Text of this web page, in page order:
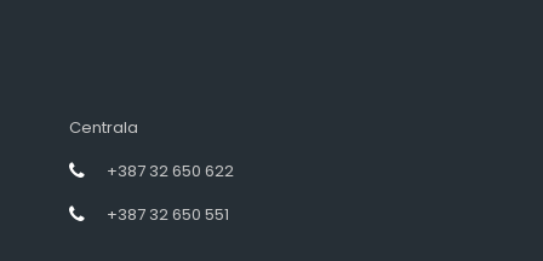
Centrala
+387 32 650 622
+387 32 650 551